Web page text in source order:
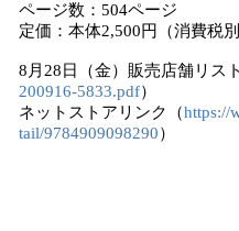
ページ数：504ページ
定価：本体2,500円（消費税別
8月28日（金）販売店舗リス
200916-5833.pdf）
ネットストアリンク（https://
tail/9784909098290）